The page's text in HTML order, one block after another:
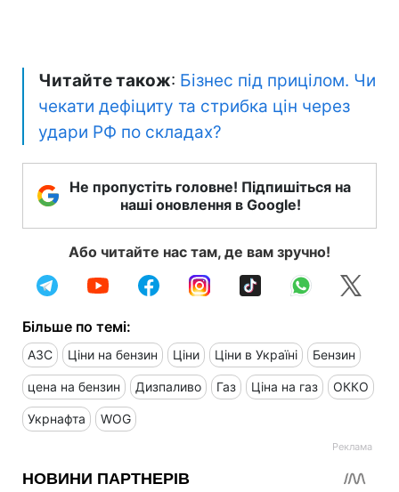
Читайте також: Бізнес під прицілом. Чи
чекати дефіциту та стрибка цін через
удари РФ по складах?
Не пропустіть головне! Підпишіться на
наші оновлення в Google!
Або читайте нас там, де вам зручно!
Більше по темі:
АЗС Ціни на бензин Ціни Ціни в Україні Бензин
цена на бензин Дизпаливо Газ Ціна на газ ОККО
Укрнафта WOG